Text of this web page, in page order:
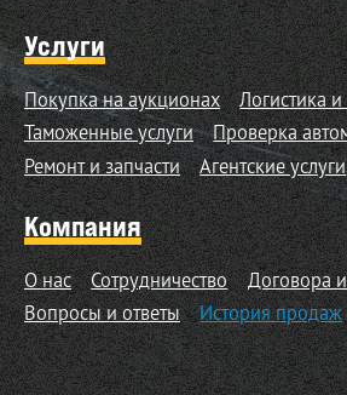
Услуги
Покупка на аукционах
Логистика
Таможенные услуги
Проверка
Ремонт и запчасти
Агентские услуги
Компания
О нас Сотрудничество
Договора
Вопросы и ответы
История продаж